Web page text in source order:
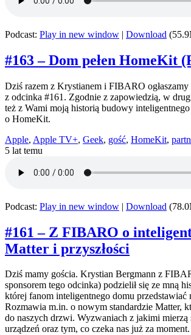
Podcast: Play in new window | Download
#163 – Dom pełen HomeKit
Dziś razem z Krystianem i FIBARO
z odcinka #161. Zgodnie z zapowiedzią, w
też z Wami moją historią budowy
o HomeKit.
Apple, Apple TV+, Geek, gość, HomeKit,
5 lat temu
Podcast: Play in new window | Download
#161 – Z FIBARO o
Matter i przyszłości
Dziś mamy gościa. Krystian Bergmann z
sponsorem tego odcinka) podzielił się ze mną
której fanom inteligentnego domu przedstawiać
Rozmawia m.in. o nowym standardzie Matter,
do naszych drzwi. Wyzwaniach z jakimi mierzą
urządzeń oraz tym, co czeka nas już za moment.